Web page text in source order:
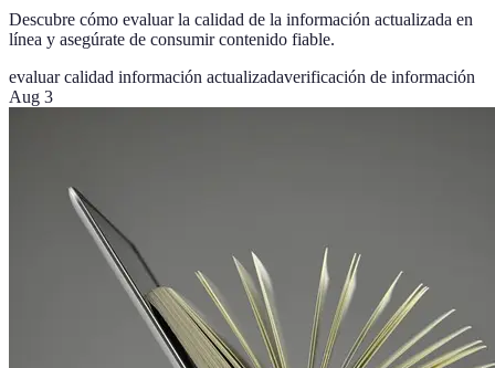
Descubre cómo evaluar la calidad de la información actualizada en
línea y asegúrate de consumir contenido fiable.
evaluar calidad información actualizadaverificación de información
Aug 3